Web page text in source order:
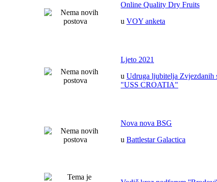
Online Quality Dry Fruits
u VOY anketa
Ljeto 2021
u Udruga ljubitelja Zvjezdanih
"USS CROATIA"
Nova nova BSG
u Battlestar Galactica